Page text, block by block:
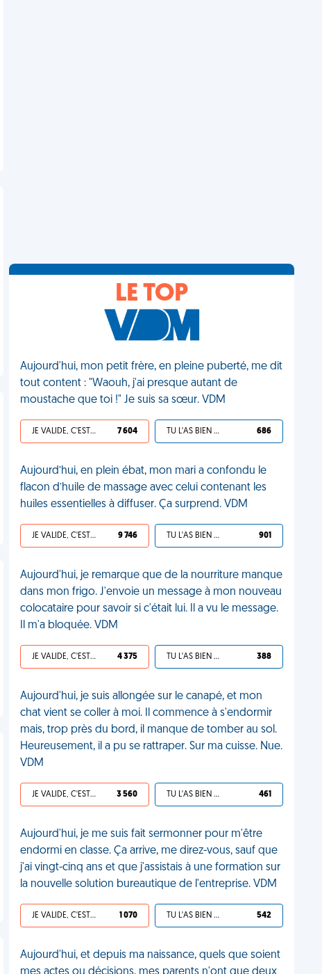
LE TOP
Aujourd'hui, mon petit frère, en pleine puberté, me dit
tout content : "Waouh, j'ai presque autant de
moustache que toi !" Je suis sa sœur. VDM
JE VALIDE, C'EST UNE VDM 7 604 TU L'AS BIEN MÉRITÉ 686
Aujourd’hui, en plein ébat, mon mari a confondu le
flacon d’huile de massage avec celui contenant les
huiles essentielles à diffuser. Ça surprend. VDM
JE VALIDE, C'EST UNE VDM 9 746 TU L'AS BIEN MÉRITÉ 901
Aujourd'hui, je remarque que de la nourriture manque
dans mon frigo. J'envoie un message à mon nouveau
colocataire pour savoir si c'était lui. Il a vu le message.
Il m'a bloquée. VDM
JE VALIDE, C'EST UNE VDM 4 375 TU L'AS BIEN MÉRITÉ 388
Aujourd'hui, je suis allongée sur le canapé, et mon
chat vient se coller à moi. Il commence à s'endormir
mais, trop près du bord, il manque de tomber au sol.
Heureusement, il a pu se rattraper. Sur ma cuisse. Nue.
VDM
JE VALIDE, C'EST UNE VDM 3 560 TU L'AS BIEN MÉRITÉ 461
Aujourd'hui, je me suis fait sermonner pour m'être
endormi en classe. Ça arrive, me direz-vous, sauf que
j'ai vingt-cinq ans et que j'assistais à une formation sur
la nouvelle solution bureautique de l'entreprise. VDM
JE VALIDE, C'EST UNE VDM 1 070 TU L'AS BIEN MÉRITÉ 542
Aujourd'hui, et depuis ma naissance, quels que soient